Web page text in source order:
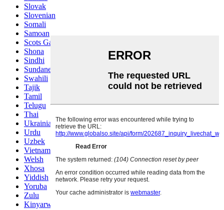
Slovak
Slovenian
Somali
Samoan
Scots Gaelic
Shona
Sindhi
Sundanese
Swahili
Tajik
Tamil
Telugu
Thai
Ukrainian
Urdu
Uzbek
Vietnamese
Welsh
Xhosa
Yiddish
Yoruba
Zulu
Kinyarwanda